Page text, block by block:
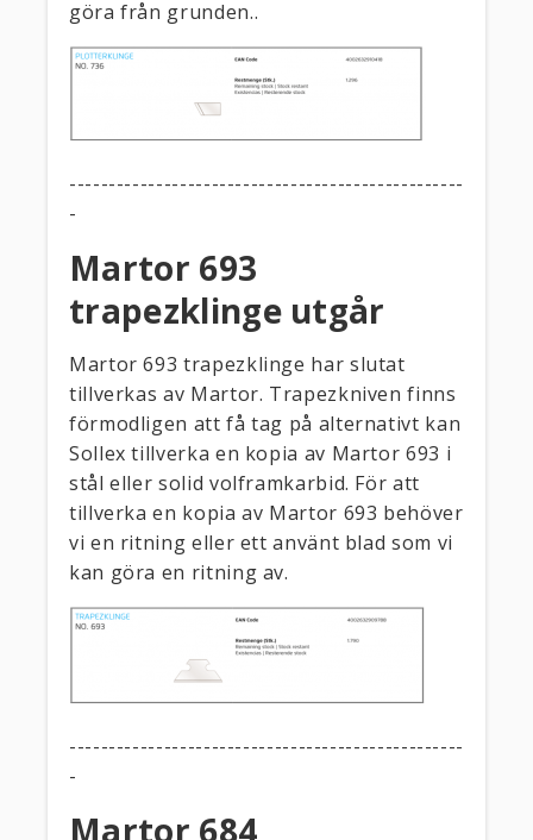
göra från grunden..
--------------------------------------------------
-
Martor 693
trapezklinge utgår
Martor 693 trapezklinge har slutat
tillverkas av Martor. Trapezkniven finns
förmodligen att få tag på alternativt kan
Sollex tillverka en kopia av Martor 693 i
stål eller solid volframkarbid. För att
tillverka en kopia av Martor 693 behöver
vi en ritning eller ett använt blad som vi
kan göra en ritning av.
--------------------------------------------------
-
Martor 684